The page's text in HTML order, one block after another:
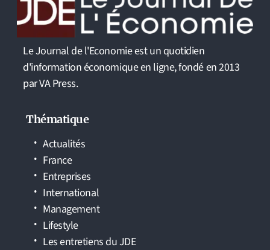
Le Journal de l'Economie est un quotidien
d'information économique en ligne, fondé en 2013
par VA Press.
Thématique
Actualités
France
Entreprises
International
Management
Lifestyle
Les entretiens du JDE